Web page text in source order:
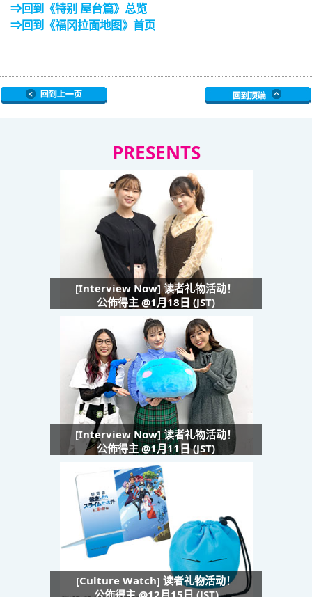
⇒回到《特别 屋台篇》总览
⇒回到《福冈拉面地图》首页
PRESENTS
[Interview Now] 读者礼物活动！
公佈得主 @1月18日 (JST)
[Interview Now] 读者礼物活动！
公佈得主 @1月11日 (JST)
[Culture Watch] 读者礼物活动！